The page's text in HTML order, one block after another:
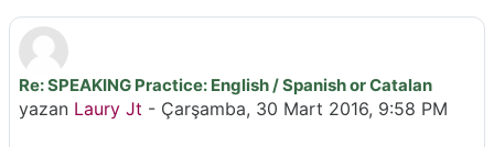
Re: SPEAKING Practice: English / Spanish or Catalan
yazan Laury Jt - Çarşamba, 30 Mart 2016, 9:58 PM
Yanıt sayısı: 0